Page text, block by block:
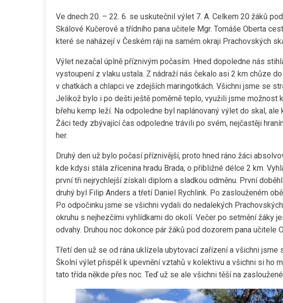
Ve dnech 20. – 22. 6. se uskutečnil výlet 7. A. Celkem 20 žáků
Skálové Kučerové a třídního pana učitele Mgr. Tomáše Oberta
které se naházejí v Českém ráji na samém okraji Prachovských
Výlet nezačal úplně příznivým počasím. Hned dopoledne nás
vystoupení z vlaku ustala. Z nádraží nás čekalo asi 2 km chůze
v chatkách a chlapci ve zdejších maringotkách. Všichni jsme se
Jelikož bylo i po dešti ještě poměrně teplo, využili jsme možnost
břehu kemp leží. Na odpoledne byl naplánovaný výlet do skal,
Žáci tedy zbývající čas odpoledne trávili po svém, nejčastěji
her.
Druhý den už bylo počasí příznivější, proto hned ráno žáci
kde kdysi stála zřícenina hradu Brada, o přibližné délce 2 km.
první tři nejrychlejší získali diplom a sladkou odměnu. První
druhý byl Filip Anders a třetí Daniel Rychlink. Po zaslouženém
Po odpočinku jsme se všichni vydali do nedalekých
okruhu s nejhezčími vyhlídkami do okolí. Večer po setmění žáky
odvahy. Druhou noc dokonce pár žáků pod dozorem pana učitele
Třetí den už se od rána uklízela ubytovací zařízení a všichni jsme
Školní výlet přispěl k upevnění vztahů v kolektivu a všichni si ho
tato třída někde přes noc. Teď už se ale všichni těší na